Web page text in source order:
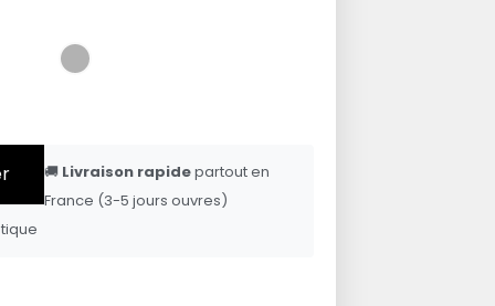
🚚 Livraison rapidepartout en
France (3-5 jours ouvres)